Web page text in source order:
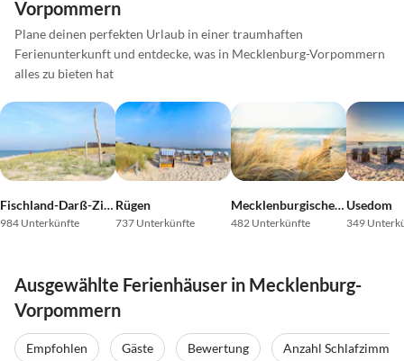
Vorpommern
Plane deinen perfekten Urlaub in einer traumhaften
Ferienunterkunft und entdecke, was in Mecklenburg-Vorpommern
alles zu bieten hat
Fischland-Darß-Zingst
984 Unterkünfte
Rügen
737 Unterkünfte
Mecklenburgische Ostseeküste
482 Unterkünfte
Usedom
349
Ausgewählte Ferienhäuser in Mecklenburg-
Vorpommern
Empfohlen Gäste Bewertung Anzahl Schlafzimmer